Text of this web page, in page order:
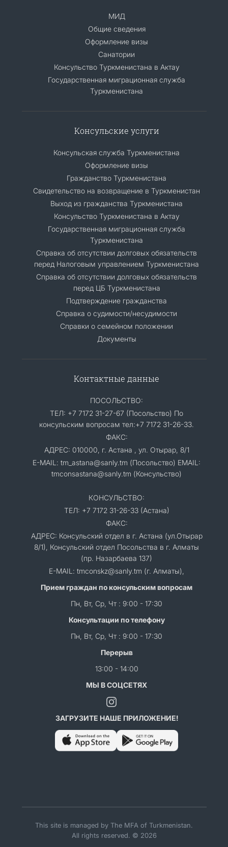
МИД
Общие сведения
Оформление визы
Санатории
Консульство Туркменистана в Актау
Государственная миграционная служба
Туркменистана
Консульские услуги
Консульская служба Туркменистана
Оформление визы
Гражданство Туркменистана
Cвидетельство на возвращение в Туркменистан
Выход из гражданства Туркменистана
Консульство Туркменистана в Актау
Государственная миграционная служба
Туркменистана
Справка об отсутствии долговых обязательств
перед Налоговым управлением Туркменистана
Справка об отсутствии долговых обязательств
перед ЦБ Туркменистана
Подтверждение гражданства
Справка о судимости/несудимости
Cправки о семейном положении
Документы
Контактные данные
ПОСОЛЬСТВО:
ТЕЛ: +7 7172 31-27-67 (Посольство) По
консульским вопросам тел:+7 7172 31-26-33.
ФАКС:
АДРЕС: 010000, г. Астана , ул. Отырар, 8/1
E-MAIL: tm_astana@sanly.tm (Посольство) EMAIL:
tmconsastana@sanly.tm (Консульство)
КОНСУЛЬСТВО:
ТЕЛ: +7 7172 31-26-33 (Астана)
ФАКС:
АДРЕС: Консульский отдел в г. Астана (ул.Отырар
8/1), Консульский отдел Посольства в г. Алматы
(пр. Назарбаева 137)
E-MAIL: tmconskz@sanly.tm (г. Алматы),
Прием граждан по консульским вопросам
Пн, Вт, Ср, Чт : 9:00 - 17:30
Консультации по телефону
Пн, Вт, Ср, Чт : 9:00 - 17:30
Перерыв
13:00 - 14:00
МЫ В СОЦСЕТЯХ
ЗАГРУЗИТЕ НАШЕ ПРИЛОЖЕНИЕ!
This site is managed by The MFA of Turkmenistan.
All rights reserved. © 2026